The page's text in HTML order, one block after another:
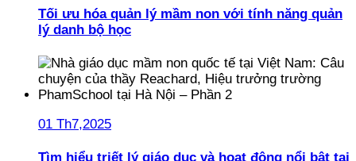
Tối ưu hóa quản lý mầm non với tính năng quản
lý danh bộ học
01 Th7,2025
Tìm hiểu triết lý giáo dục và hoạt động nổi bật tại